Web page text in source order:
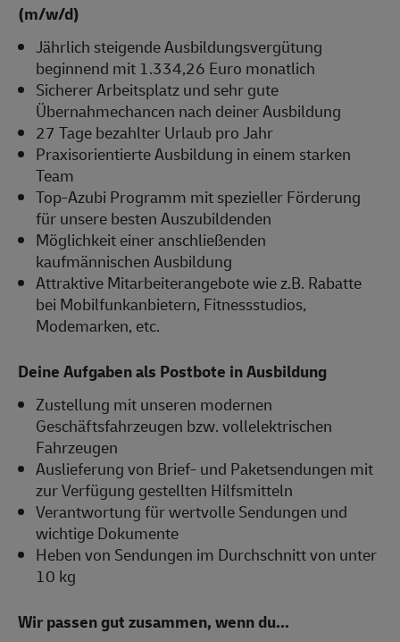
(m/w/d)
Jährlich steigende Ausbildungsvergütung
beginnend mit 1.334,26 Euro monatlich
Sicherer Arbeitsplatz und sehr gute
Übernahmechancen nach deiner Ausbildung
27 Tage bezahlter Urlaub pro Jahr
Praxisorientierte Ausbildung in einem starken
Team
Top-Azubi Programm mit spezieller Förderung
für unsere besten Auszubildenden
Möglichkeit einer anschließenden
kaufmännischen Ausbildung
Attraktive Mitarbeiterangebote wie z.B. Rabatte
bei Mobilfunkanbietern, Fitnessstudios,
Modemarken, etc.
Deine Aufgaben als Postbote in Ausbildung
Zustellung mit unseren modernen
Geschäftsfahrzeugen bzw. vollelektrischen
Fahrzeugen
Auslieferung von Brief- und Paketsendungen mit
zur Verfügung gestellten Hilfsmitteln
Verantwortung für wertvolle Sendungen und
wichtige Dokumente
Heben von Sendungen im Durchschnitt von unter
10 kg
Wir passen gut zusammen, wenn du...